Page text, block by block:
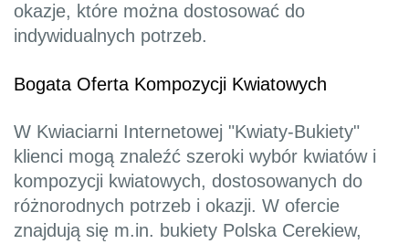
okazje, które można dostosować do
indywidualnych potrzeb.
Bogata Oferta Kompozycji Kwiatowych
W Kwiaciarni Internetowej "Kwiaty-Bukiety"
klienci mogą znaleźć szeroki wybór kwiatów i
kompozycji kwiatowych, dostosowanych do
różnorodnych potrzeb i okazji. W ofercie
znajdują się m.in. bukiety Polska Cerekiew,